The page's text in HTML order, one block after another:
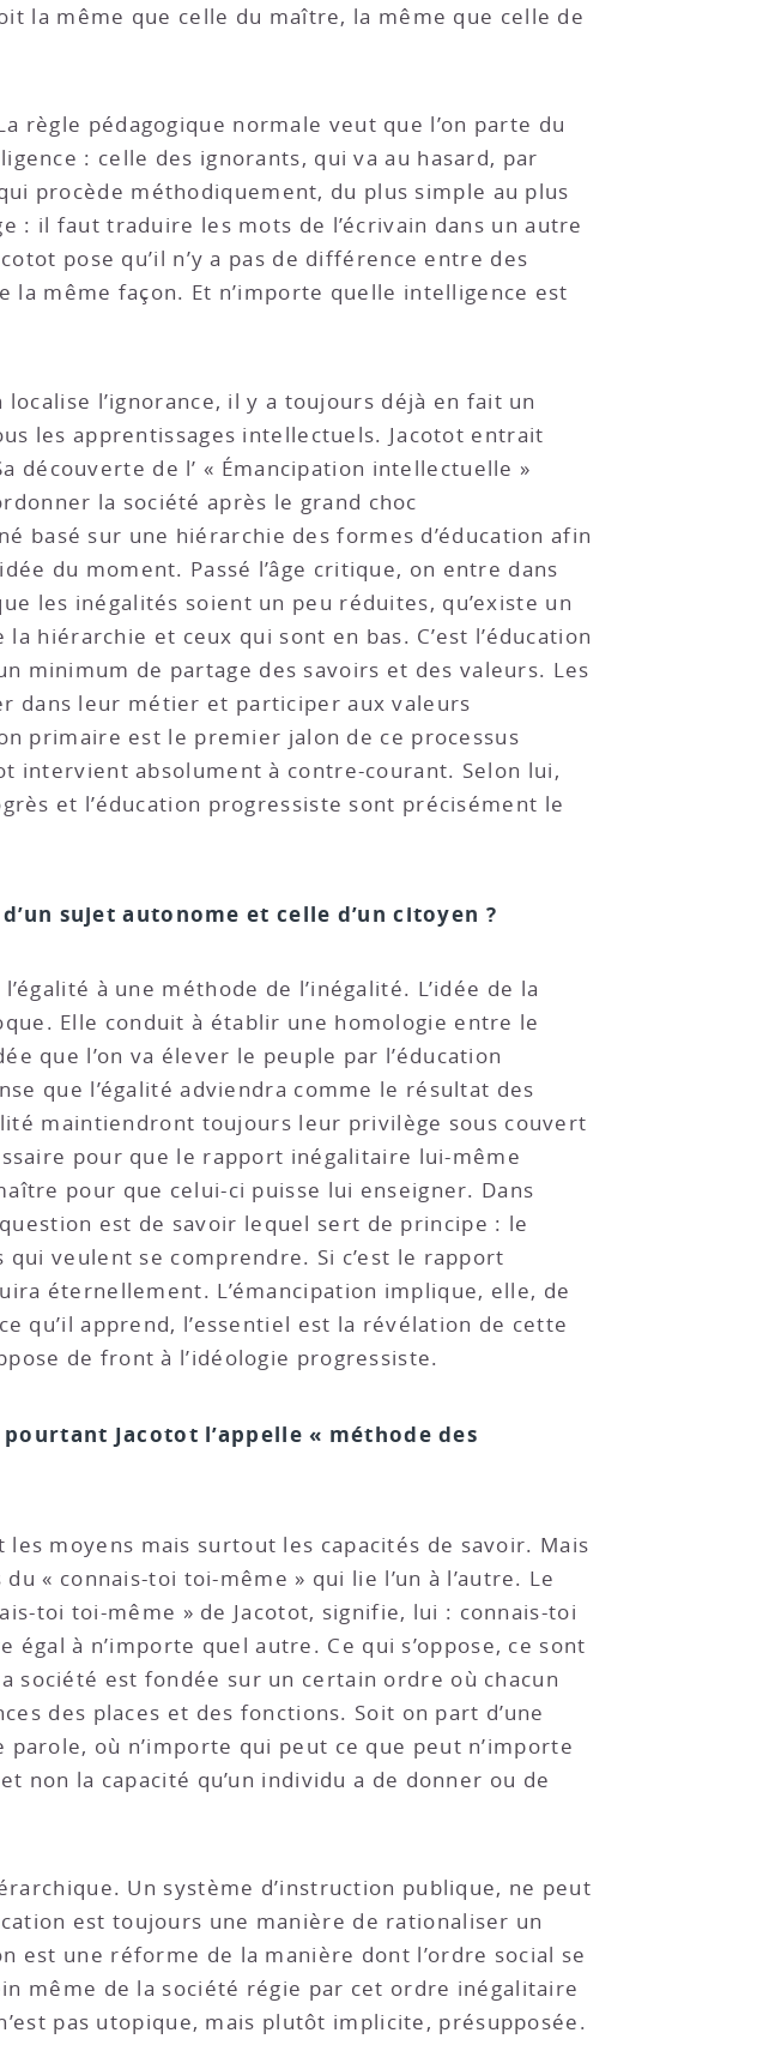
la même que celle du maître, la même que celle de
règle pédagogique normale veut que l’on parte du
: celle des ignorants, qui va au hasard, par
procède méthodiquement, du plus simple au plus
: il faut traduire les mots de l’écrivain dans un autre
pose qu’il n’y a pas de différence entre des
la même façon. Et n’importe quelle intelligence est
l’ignorance, il y a toujours déjà en fait un
les apprentissages intellectuels. Jacotot entrait
découverte de l’ « Émancipation intellectuelle »
la société après le grand choc
basé sur une hiérarchie des formes d’éducation afin
du moment. Passé l’âge critique, on entre dans
les inégalités soient un peu réduites, qu’existe un
hiérarchie et ceux qui sont en bas. C’est l’éducation
minimum de partage des savoirs et des valeurs. Les
dans leur métier et participer aux valeurs
primaire est le premier jalon de ce processus
intervient absolument à contre-courant. Selon lui,
et l’éducation progressiste sont précisément le
sujet autonome et celle d’un citoyen ?
à une méthode de l’inégalité. L’idée de la
Elle conduit à établir une homologie entre le
que l’on va élever le peuple par l’éducation
que l’égalité adviendra comme le résultat des
maintiendront toujours leur privilège sous couvert
pour que le rapport inégalitaire lui-même
pour que celui-ci puisse lui enseigner. Dans
est de savoir lequel sert de principe : le
veulent se comprendre. Si c’est le rapport
éternellement. L’émancipation implique, elle, de
qu’il apprend, l’essentiel est la révélation de cette
de front à l’idéologie progressiste.
Jacotot l’appelle « méthode des
les moyens mais surtout les capacités de savoir. Mais
« connais-toi toi-même » qui lie l’un à l’autre. Le
toi toi-même » de Jacotot, signifie, lui : connais-toi
à n’importe quel autre. Ce qui s’oppose, ce sont
société est fondée sur un certain ordre où chacun
des places et des fonctions. Soit on part d’une
où n’importe qui peut ce que peut n’importe
non la capacité qu’un individu a de donner ou de
Un système d’instruction publique, ne peut
est toujours une manière de rationaliser un
est une réforme de la manière dont l’ordre social se
même de la société régie par cet ordre inégalitaire
pas utopique, mais plutôt implicite, présupposée.